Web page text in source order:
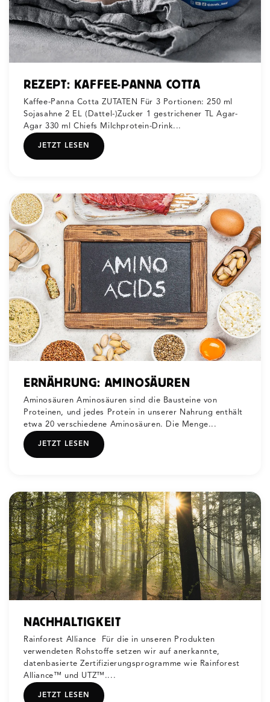
REZEPT: KAFFEE-PANNA COTTA
Kaffee-Panna Cotta ZUTATEN Für 3 Portionen: 250 ml
Sojasahne 2 EL (Dattel-)Zucker 1 gestrichener TL Agar-
Agar 330 ml Chiefs Milchprotein-Drink...
JETZT LESEN
ERNÄHRUNG: AMINOSÄUREN
Aminosäuren Aminosäuren sind die Bausteine von
Proteinen, und jedes Protein in unserer Nahrung enthält
etwa 20 verschiedene Aminosäuren. Die Menge...
JETZT LESEN
NACHHALTIGKEIT
Rainforest Alliance Für die in unseren Produkten
verwendeten Rohstoffe setzen wir auf anerkannte,
datenbasierte Zertifizierungsprogramme wie Rainforest
Alliance™ und UTZ™....
JETZT LESEN